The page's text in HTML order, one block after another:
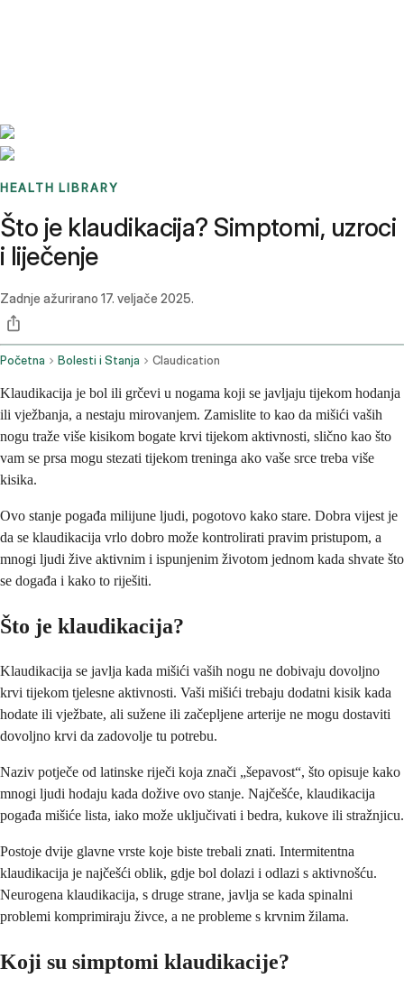
HEALTH LIBRARY
Što je klaudikacija? Simptomi, uzroci
i liječenje
Zadnje ažurirano 17. veljače 2025.
Početna Bolesti i Stanja Claudication
Klaudikacija je bol ili grčevi u nogama koji se javljaju tijekom hodanja
ili vježbanja, a nestaju mirovanjem. Zamislite to kao da mišići vaših
nogu traže više kisikom bogate krvi tijekom aktivnosti, slično kao što
vam se prsa mogu stezati tijekom treninga ako vaše srce treba više
kisika.
Ovo stanje pogađa milijune ljudi, pogotovo kako stare. Dobra vijest je
da se klaudikacija vrlo dobro može kontrolirati pravim pristupom, a
mnogi ljudi žive aktivnim i ispunjenim životom jednom kada shvate što
se događa i kako to riješiti.
Što je klaudikacija?
Klaudikacija se javlja kada mišići vaših nogu ne dobivaju dovoljno
krvi tijekom tjelesne aktivnosti. Vaši mišići trebaju dodatni kisik kada
hodate ili vježbate, ali sužene ili začepljene arterije ne mogu dostaviti
dovoljno krvi da zadovolje tu potrebu.
Naziv potječe od latinske riječi koja znači „šepavost“, što opisuje kako
mnogi ljudi hodaju kada dožive ovo stanje. Najčešće, klaudikacija
pogađa mišiće lista, iako može uključivati i bedra, kukove ili stražnjicu.
Postoje dvije glavne vrste koje biste trebali znati. Intermitentna
klaudikacija je najčešći oblik, gdje bol dolazi i odlazi s aktivnošću.
Neurogena klaudikacija, s druge strane, javlja se kada spinalni
problemi komprimiraju živce, a ne probleme s krvnim žilama.
Koji su simptomi klaudikacije?